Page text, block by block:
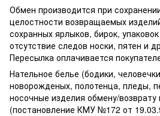
Обмен производится при
целостности возвращаемых
сохранных ярлыков, бирок,
отсутствие следов носки, пятен и
Пересылка оплачивается
Нательное белье (бодики,
новорожденых, полотенца, пледы,
носочные изделия обмену/
(постановление КМУ №172 от